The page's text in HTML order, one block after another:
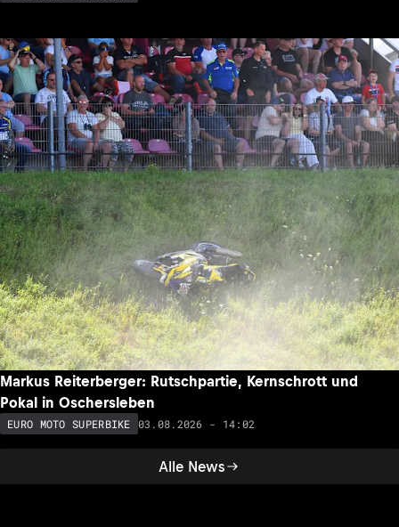
Alle News
Markus Reiterberger: Rutschpartie, Kernschrott und
Pokal in Oschersleben
EURO MOTO SUPERBIKE 03.08.2026 - 14:02